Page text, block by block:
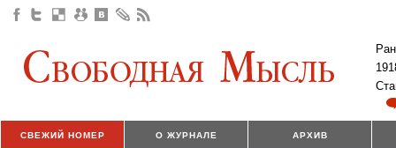
СВЕЖИЙ НОМЕР О ЖУРНАЛЕ АРХИВ